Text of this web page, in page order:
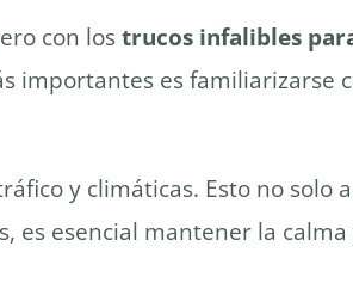
con lostrucos infalibles
importantes es familiarizarse
y climáticas. Esto no solo
es esencial mantener la